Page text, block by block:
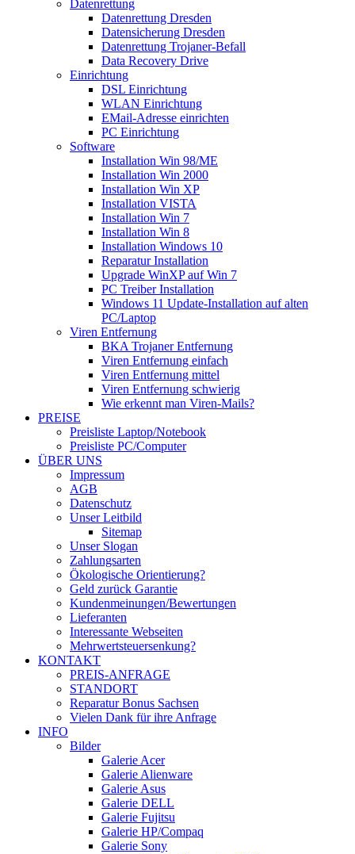
Datenrettung
Datenrettung Dresden
Datensicherung Dresden
Datenrettung Trojaner-Befall
Data Recovery Drive
Einrichtung
DSL Einrichtung
WLAN Einrichtung
EMail-Adresse einrichten
PC Einrichtung
Software
Installation Win 98/ME
Installation Win 2000
Installation Win XP
Installation VISTA
Installation Win 7
Installation Win 8
Installation Windows 10
Reparatur Installation
Upgrade WinXP auf Win 7
PC Treiber Installation
Windows 11 Update-Installation auf alten
PC/Laptop
Viren Entfernung
BKA Trojaner Entfernung
Viren Entfernung einfach
Viren Entfernung mittel
Viren Entfernung schwierig
Wie erkennt man Viren-Mails?
PREISE
Preisliste Laptop/Notebook
Preisliste PC/Computer
ÜBER UNS
Impressum
AGB
Datenschutz
Unser Leitbild
Sitemap
Unser Slogan
Zahlungsarten
Ökologische Orientierung?
Geld zurück Garantie
Kundenmeinungen/Bewertungen
Lieferanten
Interessante Webseiten
Mehrwertsteuersenkung?
KONTAKT
PREIS-ANFRAGE
STANDORT
Reparatur Bonus Sachsen
Vielen Dank für ihre Anfrage
INFO
Bilder
Galerie Acer
Galerie Alienware
Galerie Asus
Galerie DELL
Galerie Fujitsu
Galerie HP/Compaq
Galerie Sony